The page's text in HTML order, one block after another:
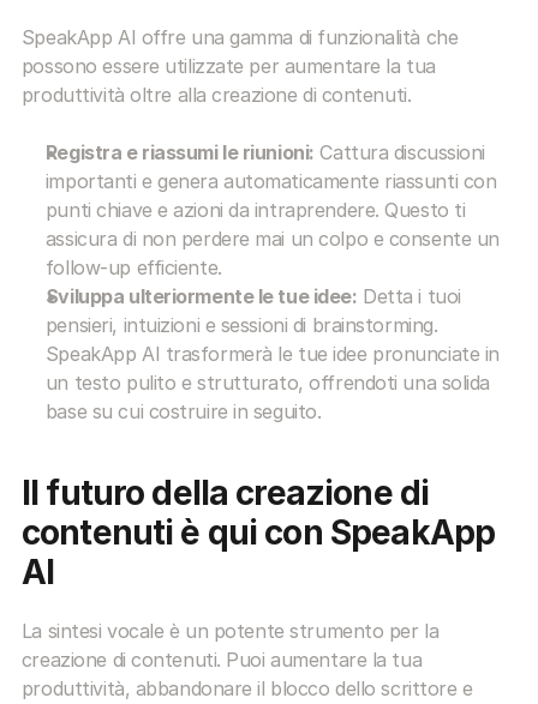
SpeakApp AI offre una gamma di funzionalità che
possono essere utilizzate per aumentare la tua
produttività oltre alla creazione di contenuti.
Registra e riassumi le riunioni: Cattura discussioni
importanti e genera automaticamente riassunti con
punti chiave e azioni da intraprendere. Questo ti
assicura di non perdere mai un colpo e consente un
follow-up efficiente.
Sviluppa ulteriormente le tue idee: Detta i tuoi
pensieri, intuizioni e sessioni di brainstorming.
SpeakApp AI trasformerà le tue idee pronunciate in
un testo pulito e strutturato, offrendoti una solida
base su cui costruire in seguito.
Il futuro della creazione di
contenuti è qui con SpeakApp
AI
La sintesi vocale è un potente strumento per la
creazione di contenuti. Puoi aumentare la tua
produttività, abbandonare il blocco dello scrittore e